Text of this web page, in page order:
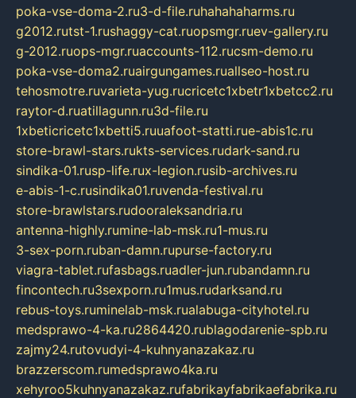
poka-vse-doma-2.ru3-d-file.ruhahahaharms.ru
g2012.rutst-1.rushaggy-cat.ruopsmgr.ruev-gallery.ru
g-2012.ruops-mgr.ruaccounts-112.rucsm-demo.ru
poka-vse-doma2.ruairgungames.ruallseo-host.ru
tehosmotre.ruvarieta-yug.rucricetc1xbetr1xbetcc2.ru
raytor-d.ruatillagunn.ru3d-file.ru
1xbeticricetc1xbetti5.ruuafoot-statti.rue-abis1c.ru
store-brawl-stars.rukts-services.rudark-sand.ru
sindika-01.rusp-life.rux-legion.rusib-archives.ru
e-abis-1-c.rusindika01.ruvenda-festival.ru
store-brawlstars.rudooraleksandria.ru
antenna-highly.rumine-lab-msk.ru1-mus.ru
3-sex-porn.ruban-damn.rupurse-factory.ru
viagra-tablet.rufasbags.ruadler-jun.rubandamn.ru
fincontech.ru3sexporn.ru1mus.rudarksand.ru
rebus-toys.ruminelab-msk.rualabuga-cityhotel.ru
medsprawo-4-ka.ru2864420.rublagodarenie-spb.ru
zajmy24.rutovudyi-4-kuhnyanazakaz.ru
brazzerscom.rumedsprawo4ka.ru
xehyroo5kuhnyanazakaz.rufabrikayfabrikaefabrika.ru